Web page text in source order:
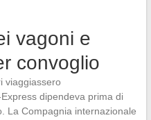
vagoni e
convoglio
viaggiassero
dipendeva prima di
La Compagnia internazionale